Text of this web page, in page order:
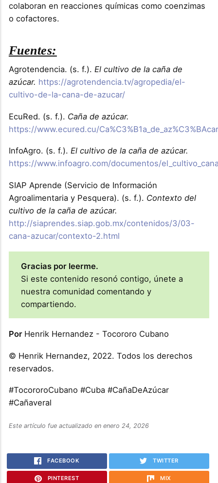
colaboran en reacciones químicas como coenzimas
o cofactores.
Fuentes:
Agrotendencia. (s. f.). El cultivo de la caña de
azúcar. https://agrotendencia.tv/agropedia/el-
cultivo-de-la-cana-de-azucar/
EcuRed. (s. f.). Caña de azúcar.
https://www.ecured.cu/Ca%C3%B1a_de_az%C3%BAcar
InfoAgro. (s. f.). El cultivo de la caña de azúcar.
https://www.infoagro.com/documentos/
SIAP Aprende (Servicio de Información
Agroalimentaria y Pesquera). (s. f.). Contexto del
cultivo de la caña de azúcar.
http://siaprendes.siap.gob.mx/contenidos/3/03-
cana-azucar/contexto-2.html
Gracias por leerme.
Si este contenido resonó contigo, únete a
nuestra comunidad comentando y
compartiendo.
Por Henrik Hernandez - Tocororo Cubano
© Henrik Hernandez, 2022. Todos los derechos
reservados.
#TocororoCubano #Cuba #CañaDeAzúcar
#Cañaveral
Este artículo fue actualizado en enero 24, 2026
FACEBOOK TWITTER
PINTEREST MIX